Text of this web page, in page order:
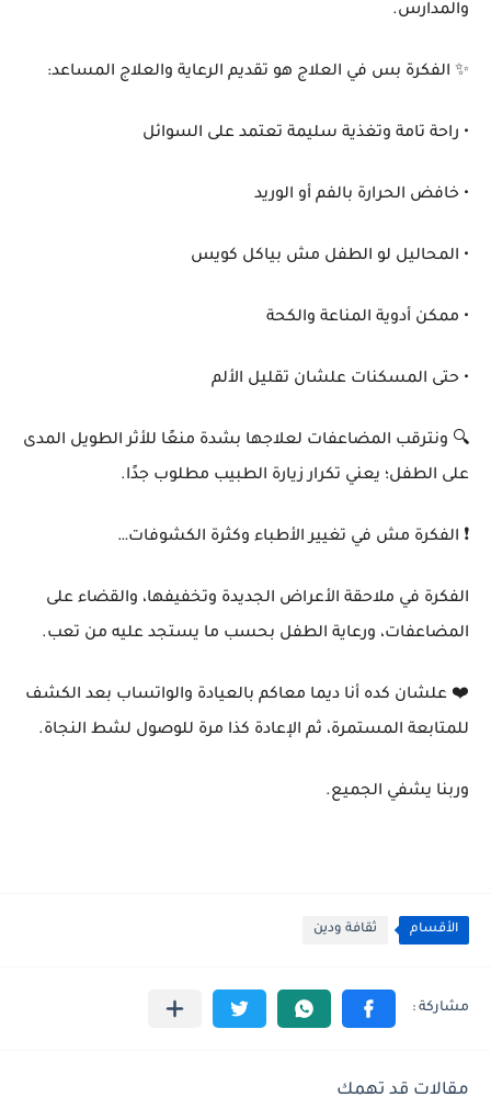
والمدارس.
✨ الفكرة بس في العلاج هو تقديم الرعاية والعلاج المساعد:
• راحة تامة وتغذية سليمة تعتمد على السوائل
• خافض الحرارة بالفم أو الوريد
• المحاليل لو الطفل مش بياكل كويس
• ممكن أدوية المناعة والكحة
• حتى المسكنات علشان تقليل الألم
🔍 ونترقب المضاعفات لعلاجها بشدة منعًا للأثر الطويل المدى
على الطفل؛ يعني تكرار زيارة الطبيب مطلوب جدًا.
❗ الفكرة مش في تغيير الأطباء وكثرة الكشوفات…
الفكرة في ملاحقة الأعراض الجديدة وتخفيفها، والقضاء على
المضاعفات، ورعاية الطفل بحسب ما يستجد عليه من تعب.
❤️ علشان كده أنا ديما معاكم بالعيادة والواتساب بعد الكشف
للمتابعة المستمرة، ثم الإعادة كذا مرة للوصول لشط النجاة.
وربنا يشفي الجميع.
الأقسام ثقافة ودين
مقالات قد تهمك